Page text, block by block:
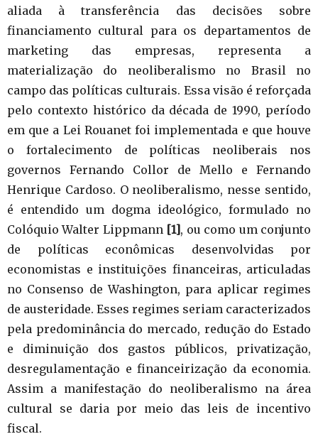
aliada à transferência das decisões sobre
financiamento cultural para os departamentos de
marketing das empresas, representa a
materialização do neoliberalismo no Brasil no
campo das políticas culturais. Essa visão é reforçada
pelo contexto histórico da década de 1990, período
em que a Lei Rouanet foi implementada e que houve
o fortalecimento de políticas neoliberais nos
governos Fernando Collor de Mello e Fernando
Henrique Cardoso. O neoliberalismo, nesse sentido,
é entendido um dogma ideológico, formulado no
Colóquio Walter Lippmann [1] , ou como um conjunto
de políticas econômicas desenvolvidas por
economistas e instituições financeiras, articuladas
no Consenso de Washington, para aplicar regimes
de austeridade. Esses regimes seriam caracterizados
pela predominância do mercado, redução do Estado
e diminuição dos gastos públicos, privatização,
desregulamentação e financeirização da economia.
Assim a manifestação do neoliberalismo na área
cultural se daria por meio das leis de incentivo
fiscal.